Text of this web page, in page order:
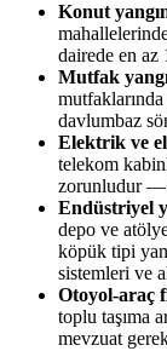
Konut
dairede en
Mutfak
davlumbaz
Elektrik ve
telekom
zorunludur —
Endüstriyel
depo ve
köpük tipi
sistemleri ve
Otoyol-araç
toplu taşıma
mevzuat